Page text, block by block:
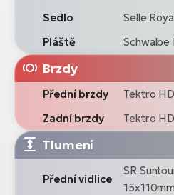
Sedlo
Selle
Pláště
Schwalbe
Brzdy
Přední brzdy
Tektro
Zadní brzdy
Tektro
Tlumení
Přední vidlice
SR